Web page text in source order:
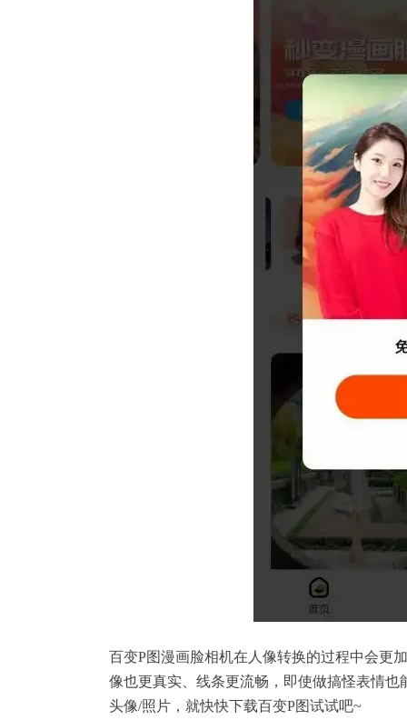
百变P图漫画脸相机在人像转换的过程中会更
像也更真实、线条更流畅，即使做搞怪表情
头像/照片，就快快下载百变P图试试吧~